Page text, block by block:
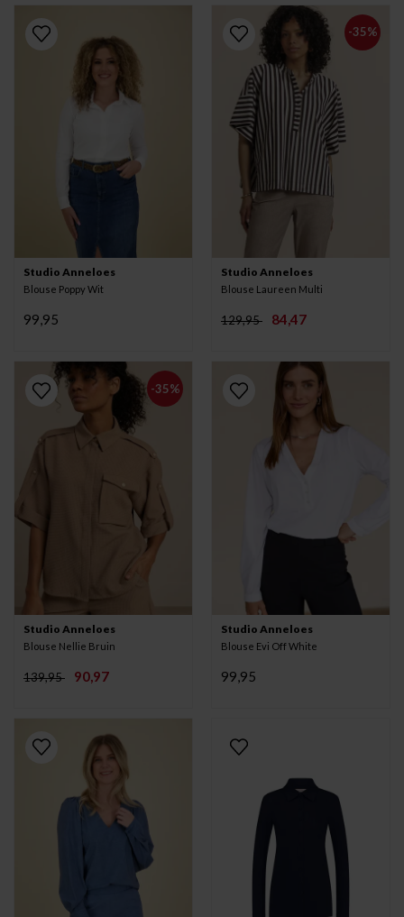
Studio Anneloes
Blouse Poppy Wit
99,95
-35%
Studio Anneloes
Blouse Laureen Multi
129,95 84,47
-35%
Studio Anneloes
Blouse Nellie Bruin
139,95 90,97
Studio Anneloes
Blouse Evi Off White
99,95